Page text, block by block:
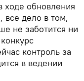
ходе обновления
дело в том,
не заботится ни
контроль за
в ведении